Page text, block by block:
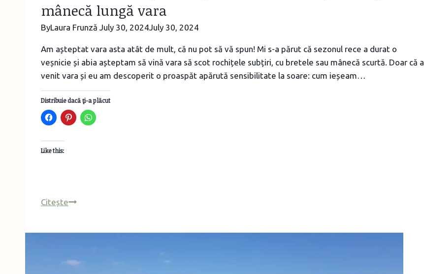
mânecă lungă vara
ByLaura Frunză July 30, 2024July 30, 2024
Am așteptat vara asta atât de mult, că nu pot să vă spun! Mi s-a părut că sezonul rece a durat o
veșnicie și abia așteptam să vină vara să scot rochițele subțiri, cu bretele sau mânecă scurtă. Doar că a
venit vara și eu am descoperit o proaspăt apărută sensibilitate la soare: cum ieșeam…
Distribuie dacă ţi-a plăcut
Like this:
CiteșteCând
e